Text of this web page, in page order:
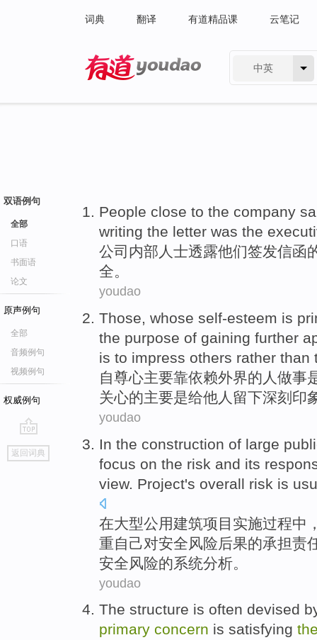
词典 翻译 有道精品课 云笔记
中英
双语例句
全部
口语
书面语
论文
原声例句
全部
音频例句
视频例句
权威例句
go
top
返回词典
People close to the company
writing the letter was the
公司 内部 人士透露他们签发信函
全。
youdao
Those, whose self-esteem is
the purpose of gaining further
is to impress others rather than
自尊心主要靠依赖外界的 人 做事
关心的主要是给他人 留下深刻印
youdao
In the construction of large
focus on the risk and its
view. Project's overall risk is
在大型公用建筑项目实施过程中
重自己对安全风险后果的承担责
安全风险的系统分析。
youdao
The structure is often devised
primary concern is satisfying